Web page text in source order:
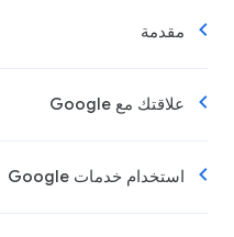
مقدمة
علاقتك مع Google
استخدام خدمات Google